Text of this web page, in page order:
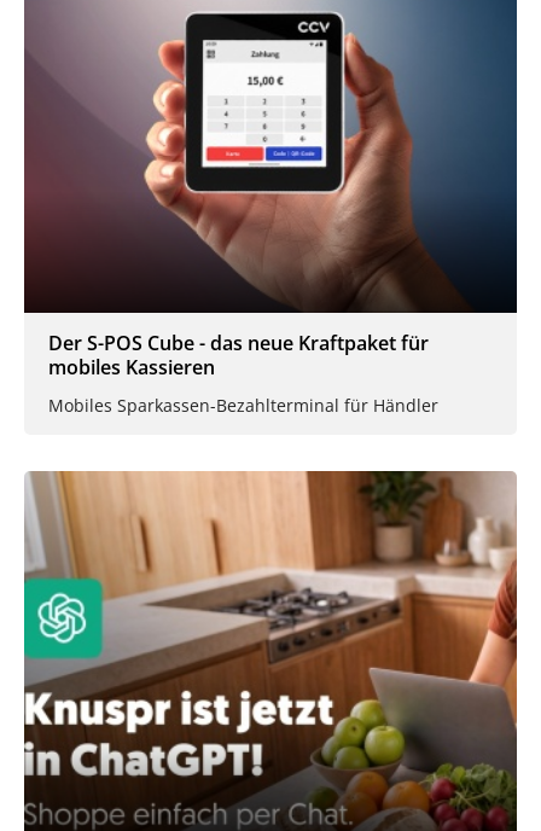
Der S-POS Cube - das neue Kraftpaket für
mobiles Kassieren
Mobiles Sparkassen-Bezahlterminal für Händler